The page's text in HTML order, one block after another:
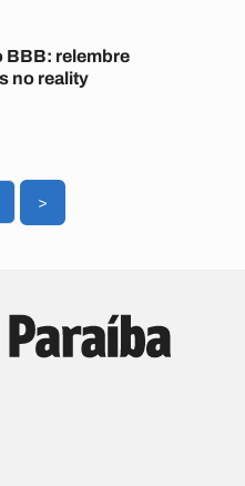
BBB: relembre
no reality
>